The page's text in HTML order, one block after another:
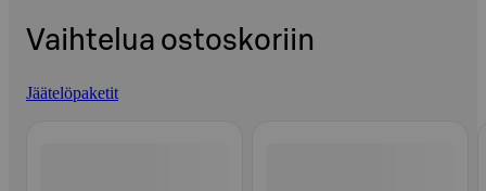
Vaihtelua ostoskoriin
Jäätelöpaketit